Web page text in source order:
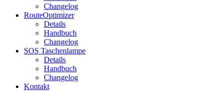
Changelog
RouteOptimizer
Details
Handbuch
Changelog
SOS Taschenlampe
Details
Handbuch
Changelog
Kontakt